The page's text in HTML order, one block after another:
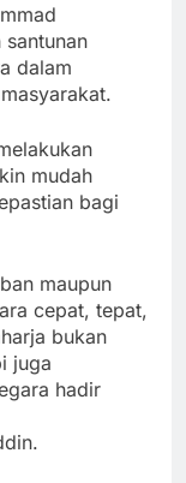
dalam
mudah
bagi
maupun
cepat, tepat,
bukan
juga
hadir